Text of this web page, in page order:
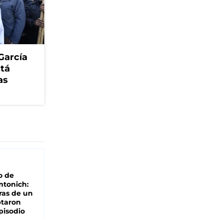
de
de un